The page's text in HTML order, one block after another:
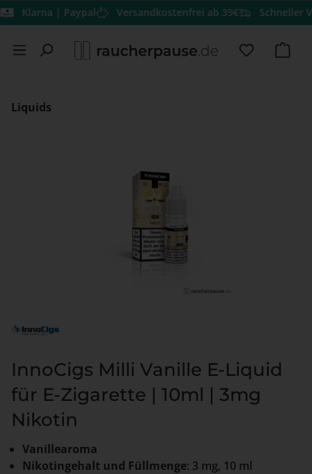
Zum Hauptinhalt springen
| Paypal Versandkostenfrei ab 39€ Schneller
Du hast
Liquids
InnoCigs Milli Vanille E-Liquid
für E-Zigarette | 10ml | 3mg
Nikotin
Vanillearoma
Nikotingehalt und Füllmenge: 3 mg, 10 ml